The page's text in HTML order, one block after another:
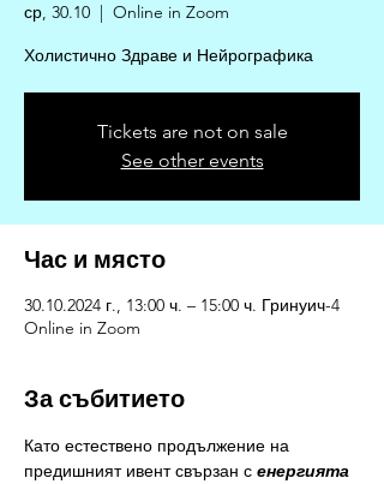
ср, 30.10
  |
Online in Zoom
Холистично Здраве и Нейрографика
Tickets are not on sale
See other events
Час и място
30.10.2024 г., 13:00 ч. – 15:00 ч. Гринуич-4
Online in Zoom
За събитието
Като естествено продължение на
предишният ивент свързан с енергията